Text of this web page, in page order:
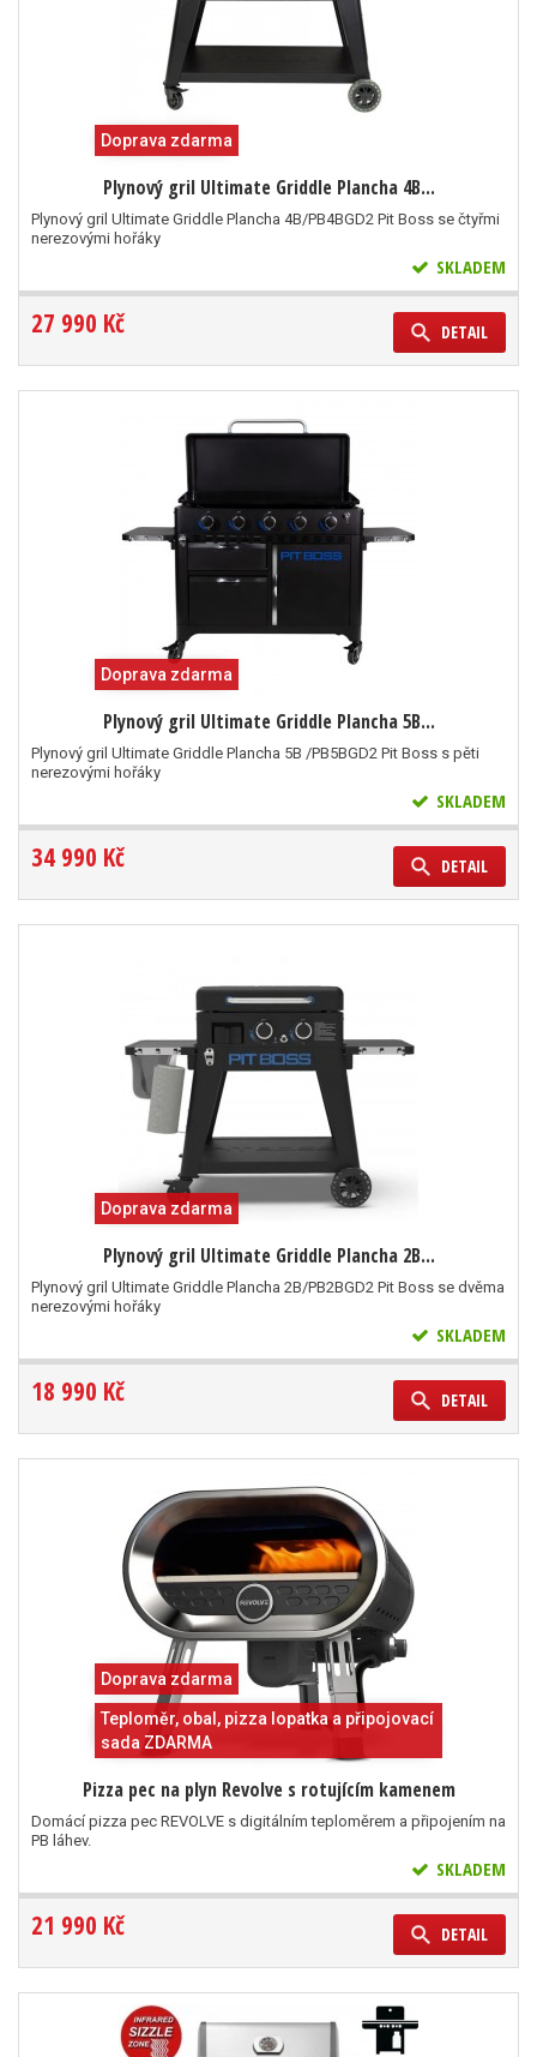
Doprava zdarma
Plynový gril Ultimate Griddle Plancha 4B...
Plynový gril Ultimate Griddle Plancha 4B/PB4BGD2 Pit Boss se čtyřmi
nerezovými hořáky
SKLADEM
27 990 Kč DETAIL
Doprava zdarma
Plynový gril Ultimate Griddle Plancha 5B...
Plynový gril Ultimate Griddle Plancha 5B /PB5BGD2 Pit Boss s pěti
nerezovými hořáky
SKLADEM
34 990 Kč DETAIL
Doprava zdarma
Plynový gril Ultimate Griddle Plancha 2B...
Plynový gril Ultimate Griddle Plancha 2B/PB2BGD2 Pit Boss se dvěma
nerezovými hořáky
SKLADEM
18 990 Kč DETAIL
Doprava zdarma
Teploměr, obal, pizza lopatka a připojovací
sada ZDARMA
Pizza pec na plyn Revolve s rotujícím kamenem
Domácí pizza pec REVOLVE s digitálním teploměrem a připojením na
PB láhev.
SKLADEM
21 990 Kč DETAIL